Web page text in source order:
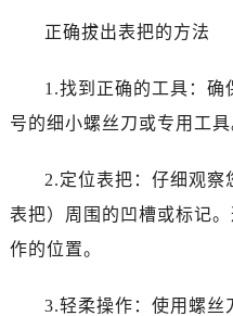
正确拔出表把的方法
1.找到正确的工具：确
号的细小螺丝刀或专用工具
2.定位表把：仔细观察
表把）周围的凹槽或标记
作的位置。
3.轻柔操作：使用螺丝